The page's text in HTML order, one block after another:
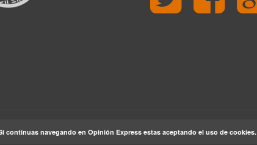
continuas navegando en Opinión Express estas aceptando el uso de cookies.